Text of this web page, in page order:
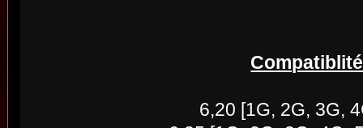
Compatiblité
6,20 [1G, 2G, 3G,